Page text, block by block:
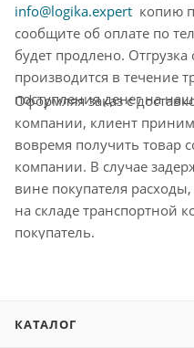
info@logika.expert копию
сообщите об оплате по
будет продлено.
производится в течение
поступления денег на
Оформляя заказ с
компании, клиент
вовремя получить товар
компании. В случае
вине покупателя
на складе транспортной
покупатель.
КАТАЛОГ